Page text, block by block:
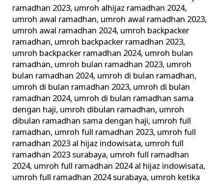
ramadhan 2023, umroh alhijaz ramadhan 2024,
umroh awal ramadhan, umroh awal ramadhan 2023,
umroh awal ramadhan 2024, umroh backpacker
ramadhan, umroh backpacker ramadhan 2023,
umroh backpacker ramadhan 2024, umroh bulan
ramadhan, umroh bulan ramadhan 2023, umroh
bulan ramadhan 2024, umroh di bulan ramadhan,
umroh di bulan ramadhan 2023, umroh di bulan
ramadhan 2024, umroh di bulan ramadhan sama
dengan haji, umroh dibulan ramadhan, umroh
dibulan ramadhan sama dengan haji, umroh full
ramadhan, umroh full ramadhan 2023, umroh full
ramadhan 2023 al hijaz indowisata, umroh full
ramadhan 2023 surabaya, umroh full ramadhan
2024, umroh full ramadhan 2024 al hijaz indowisata,
umroh full ramadhan 2024 surabaya, umroh ketika